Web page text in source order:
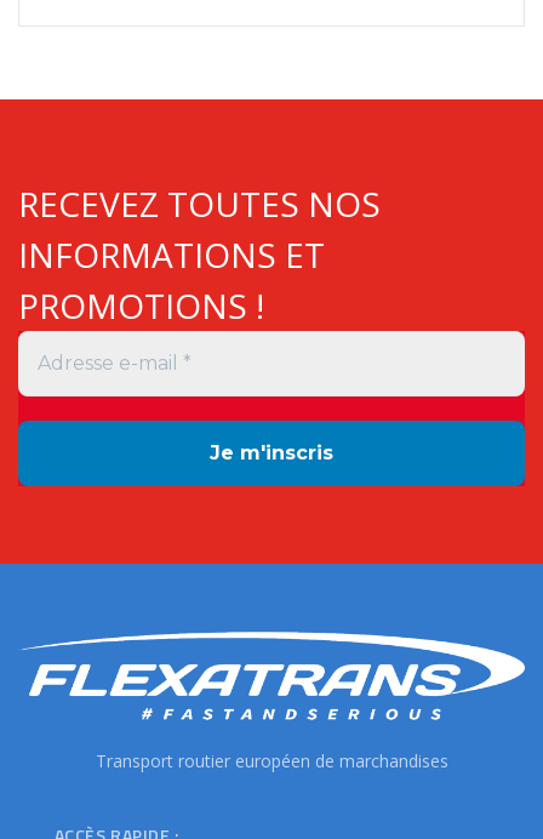
RECEVEZ TOUTES NOS
INFORMATIONS ET
PROMOTIONS !
Transport routier européen de marchandises